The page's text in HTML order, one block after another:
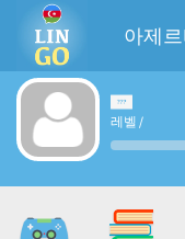
아제
레벨 /